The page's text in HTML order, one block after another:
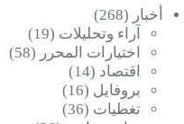
أخبار (268)
آراء وتحليلات (19)
اختيارات المحرر (58)
اقتصاد (14)
بروفايل (16)
تغطيات (36)